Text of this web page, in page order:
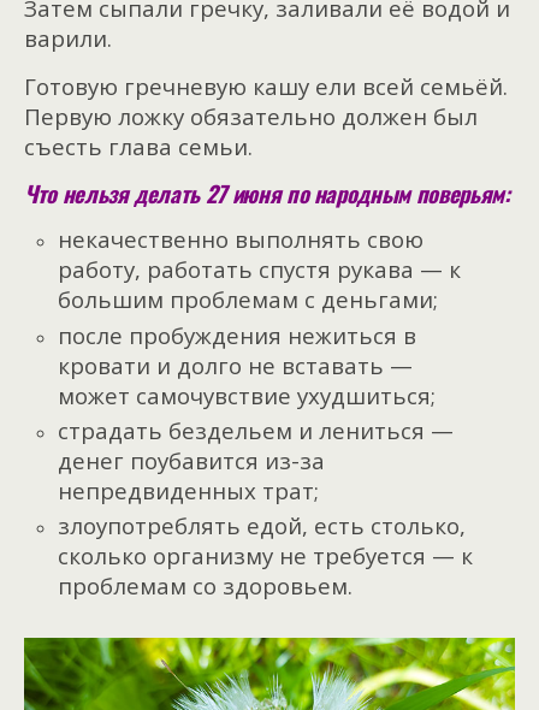
Затем сыпали гречку, заливали её водой и
варили.
Готовую гречневую кашу ели всей семьёй.
Первую ложку обязательно должен был
съесть глава семьи.
Что нельзя делать 27 июня по народным поверьям:
некачественно выполнять свою
работу, работать спустя рукава — к
большим проблемам с деньгами;
после пробуждения нежиться в
кровати и долго не вставать —
может самочувствие ухудшиться;
страдать бездельем и лениться —
денег поубавится из-за
непредвиденных трат;
злоупотреблять едой, есть столько,
сколько организму не требуется — к
проблемам со здоровьем.